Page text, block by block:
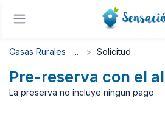
Casas Rurales Solicitud
Pre-reserva con el
La preserva no incluye ningun pago